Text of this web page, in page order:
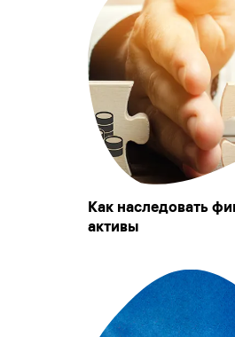
Как наследовать
активы